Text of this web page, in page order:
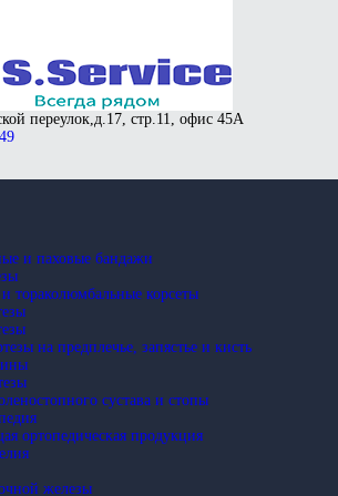
переулок,д.17, стр.11, офис 45А
и паховые бандажи
тораколюмбальные корсеты
на предплечье, запястье и кисть
сустава и стопы
ортопедическая продукция
железы